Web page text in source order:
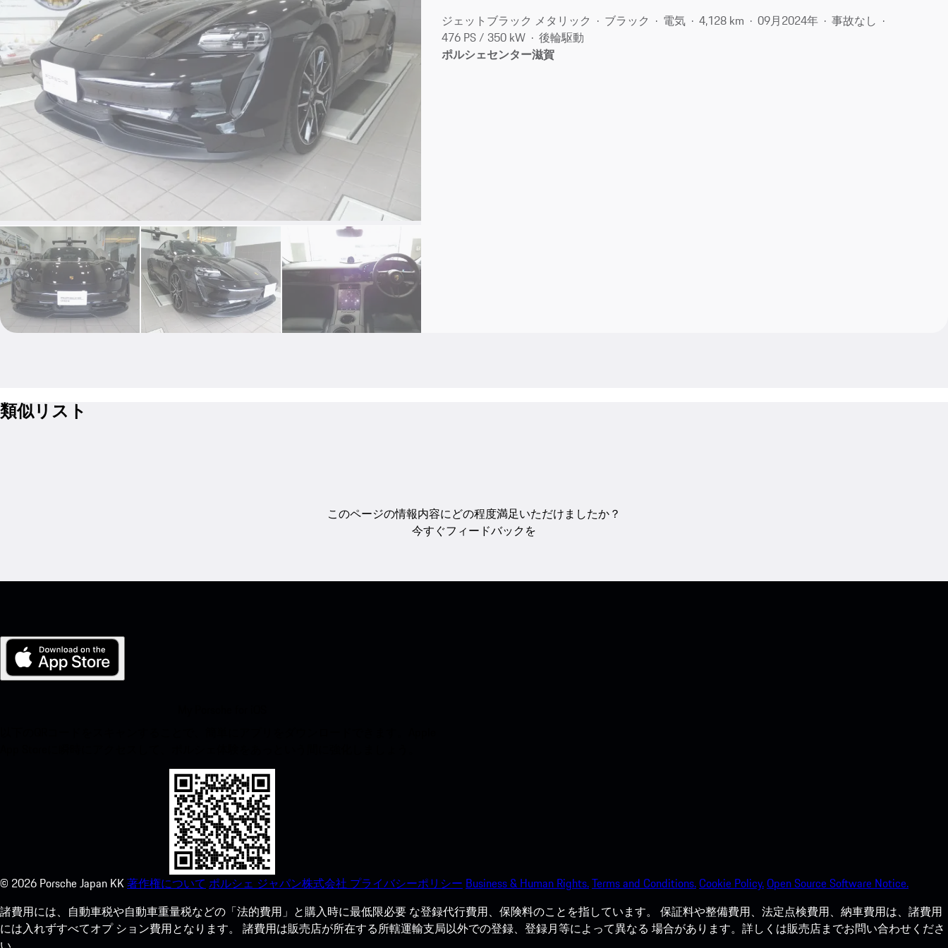
ジェットブラック メタリック ブラック 電気 4,128 km 09月​2024年
事故なし
476 PS / 350 kW
後輪駆動
ポルシェセンター滋賀
類似リスト
このページの情報内容にどの程度満足いただけましたか？
今すぐフィードバックを
© 2026 Porsche Japan KK著作権について ポルシェ ジャパン株式会社 プライバシーポリシー Business & Human Rights.Terms and Conditions.Cookie Policy.Open Source Software Notice.
諸費用には、自動車税や自動車重量税などの「法的費用」と購入時に最低限必要 な登録代行費用、保険料のことを指しています。 保証料や整備費用、法定点検費用、納車費用は、諸費用
には入れずすべてオプ ション費用となります。 諸費用は販売店が所在する所轄運輸支局以外での登録、登録月等によって異なる 場合があります。詳しくは販売店までお問い合わせくださ